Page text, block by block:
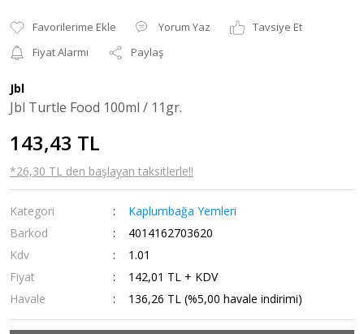
Yorum Yaz
Tavsiye Et
Fiyat Alarmı
Paylaş
Jbl
Jbl Turtle Food 100ml / 11gr.
143,43 TL
*26,30 TL den başlayan taksitlerle!!
Kategori
Kaplumbağa Yemleri
Barkod
4014162703620
Kdv
1.01
Fiyat
142,01 TL + KDV
Havale
136,26 TL (%5,00 havale indirimi)